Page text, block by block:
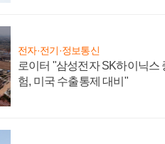
전자·전기·정보통신
로이터 "삼성전자 SK하이닉스
험, 미국 수출통제 대비"